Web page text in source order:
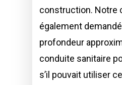
construction. Notre
également
profondeur
conduite sanitaire
s’il pouvait utiliser